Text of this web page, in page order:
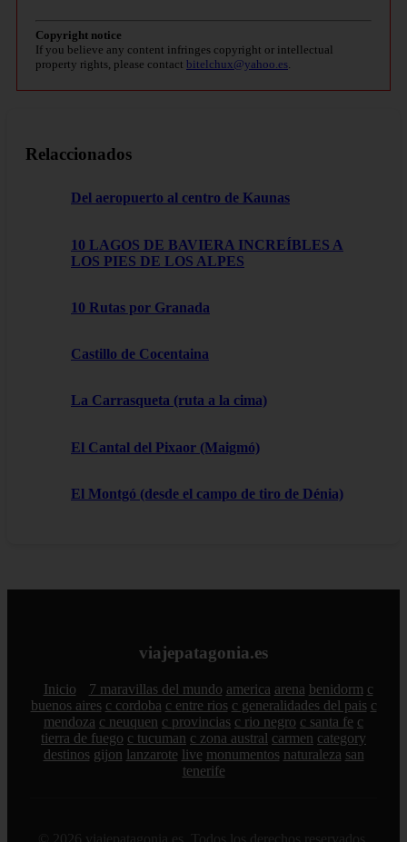
Copyright notice
If you believe any content infringes copyright or intellectual
property rights, please contact bitelchux@yahoo.es
Relaccionados
Del aeropuerto al centro de Kaunas
10 LAGOS DE BAVIERA INCREÍBLES A
LOS PIES DE LOS ALPES
10 Rutas por Granada
Castillo de Cocentaina
La Carrasqueta (ruta a la cima)
El Cantal del Pixaor (Maigmó)
El Montgó (desde el campo de tiro de Dénia)
viajepatagonia.es
Inicio 7 maravillas del mundo america arena benidorm c
buenos aires c cordoba c entre rios c generalidades del pais c
mendoza c neuquen c provincias c rio negro c santa fe c
tierra de fuego c tucuman c zona austral carmen category
destinos gijon lanzarote live monumentos naturaleza san
tenerife
© 2026 viajepatagonia.es. Todos los derechos reservados.